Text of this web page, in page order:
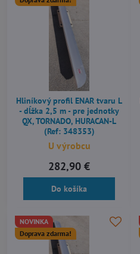
Hliníkový profil ENAR tvaru L
- dĺžka 2,5 m - pre jednotky
QX, TORNADO, HURACAN-L
(Ref: 348353)
U výrobcu
282,90 €
Do košíka
NOVINKA
Doprava zdarma!